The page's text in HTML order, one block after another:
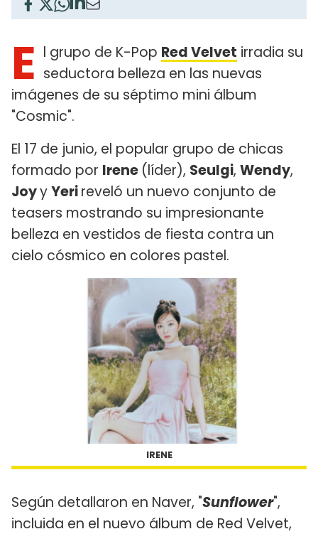
E l grupo de K-Pop Red Velvet irradia su
seductora belleza en las nuevas
imágenes de su séptimo mini álbum
"Cosmic".
El 17 de junio, el popular grupo de chicas
formado por Irene (líder), Seulgi, Wendy,
JoyyYerireveló un nuevo conjunto de
teasers mostrando su impresionante
belleza en vestidos de fiesta contra un
cielo cósmico en colores pastel.
IRENE
Según detallaron en Naver, "Sunflower",
incluida en el nuevo álbum de Red Velvet,